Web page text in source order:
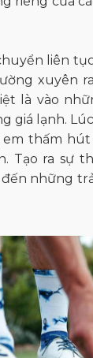
liên
xuyên
là vào
giá lạnh.
thấm
Tạo ra sự
những